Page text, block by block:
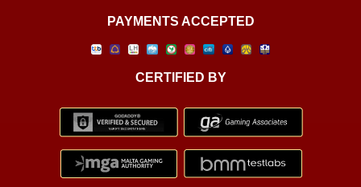
PAYMENTS ACCEPTED
CERTIFIED BY